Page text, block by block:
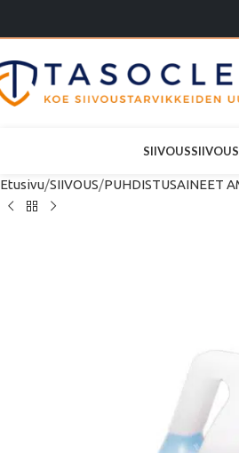
SIIVOUS
Etusivu SIIVOUS PUHDISTUSAINEET